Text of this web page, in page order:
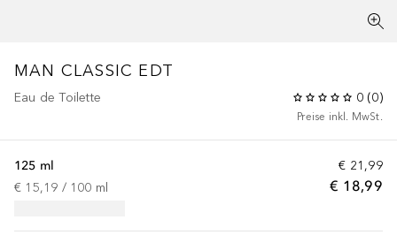
MAN CLASSIC EDT
Eau de Toilette 0 (0)
Preise inkl. MwSt.
€ 21,99
€ 18,99
125 ml
€ 15,19 / 100 ml